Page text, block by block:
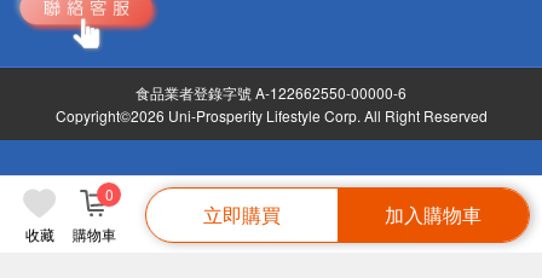
收藏 購物車
0
立即購買 加入購物車
食品業者登錄字號 A-122662550-00000-6
Copyright©2026 Uni-Prosperity Lifestyle Corp. All Right Reserved